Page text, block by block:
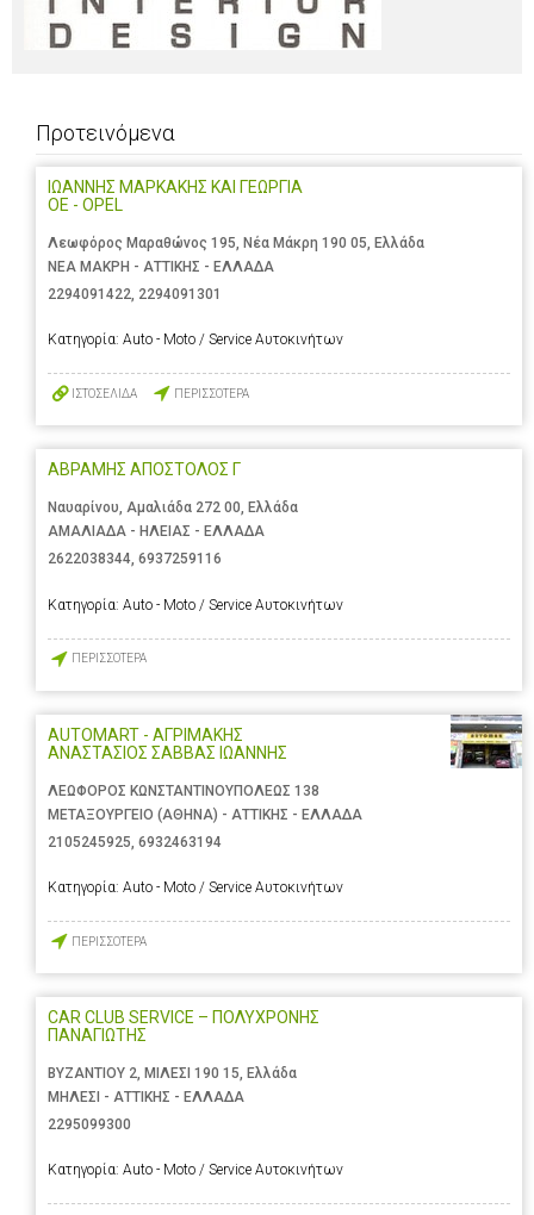
Προτεινόμενα
ΙΩΑΝΝΗΣ ΜΑΡΚΑΚΗΣ ΚΑΙ ΓΕΩΡΓΙΑ
ΟΕ - OPEL
Λεωφόρος Μαραθώνος 195, Νέα Μάκρη 190 05, Ελλάδα
ΝΕΑ ΜΑΚΡΗ - ΑΤΤΙΚΗΣ - ΕΛΛΑΔΑ
2294091422, 2294091301
Κατηγορία: Auto - Moto / Service Αυτοκινήτων
ΙΣΤΟΣΕΛΙΔΑ ΠΕΡΙΣΣΟΤΕΡΑ
ΑΒΡΑΜΗΣ ΑΠΟΣΤΟΛΟΣ Γ
Ναυαρίνου, Αμαλιάδα 272 00, Ελλάδα
ΑΜΑΛΙΑΔΑ - ΗΛΕΙΑΣ - ΕΛΛΑΔΑ
2622038344, 6937259116
Κατηγορία: Auto - Moto / Service Αυτοκινήτων
ΠΕΡΙΣΣΟΤΕΡΑ
AUTOMART - ΑΓΡΙΜΑΚΗΣ
ΑΝΑΣΤΑΣΙΟΣ ΣΑΒΒΑΣ ΙΩΑΝΝΗΣ
ΛΕΩΦΟΡΟΣ ΚΩΝΣΤΑΝΤΙΝΟΥΠΟΛΕΩΣ 138
ΜΕΤΑΞΟΥΡΓΕΙΟ (ΑΘΗΝΑ) - ΑΤΤΙΚΗΣ - ΕΛΛΑΔΑ
2105245925 6932463194
Κατηγορία: Auto - Moto / Service Αυτοκινήτων
ΠΕΡΙΣΣΟΤΕΡΑ
CAR CLUB SERVICE – ΠΟΛΥΧΡΟΝΗΣ
ΠΑΝΑΓΙΩΤΗΣ
ΒΥΖΑΝΤΙΟΥ 2, ΜΙΛΕΣΙ 190 15, Ελλάδα
ΜΗΛΕΣΙ - ΑΤΤΙΚΗΣ - ΕΛΛΑΔΑ
2295099300
Κατηγορία: Auto - Moto / Service Αυτοκινήτων